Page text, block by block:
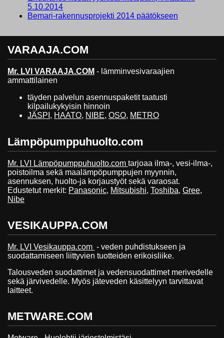
5.10.2014
Bemari-rakennusprojekti 2014 päätökseen
VARAAJA.COM
Mr. LVI VARAAJA.COM - lämminvesivaraajien
ammattilainen
täyden palvelun asennuspaketit taatusti
kilpailukykyisin hinnoin
JÄSPI , HAATO, NIBE, OSO, METRO
Lämpöpumppuhuolto.com
Mr. LVI Lämpöpumppuhuolto.com tarjoaa ilma-, vesi-ilma-,
poistoilma sekä maalämpöpumppujen myynnin,
asennuksen, huolto-ja korjaustyöt sekä varaosat.
Edustetut merkit: Panasonic, Mitsubishi, Toshiba, Gree,
Nibe
VESIKAUPPA.COM
Mr. LVI Vesikauppa.com - veden puhdistukseen ja
suodattamiseen liittyvien tuotteiden erikoisliike.
Talousveden suodattimet ja vedensuodattimet merivedelle
sekä järvivedelle. Myös jäteveden käsittelyyn tarvittavat
laitteet.
METWARE.COM